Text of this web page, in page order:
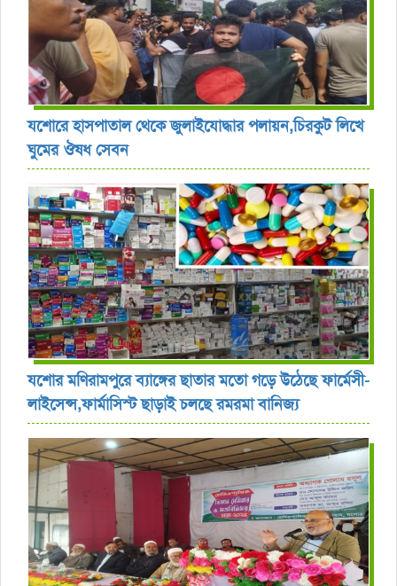
যশোরে হাসপাতাল থেকে জুলাইযোদ্ধার পলায়ন,চিরকুট লিখে
ঘুমের ঔষধ সেবন
যশোর ‎মণিরামপুরে ব্যাঙ্গের ছাতার মতো গড়ে উঠেছে ফার্মেসী-
লাইসেন্স,ফার্মাসিস্ট ছাড়াই চলছে রমরমা বানিজ্য ‎